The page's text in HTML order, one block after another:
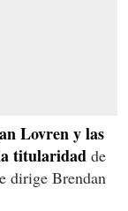
Lovren y las
titularidad de
dirige Brendan